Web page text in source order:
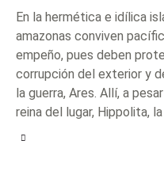
En la hermética e idílica
amazonas conviven
empeño, pues deben
corrupción del exterior y
la guerra, Ares. Allí, a
reina del lugar, Hippolita,